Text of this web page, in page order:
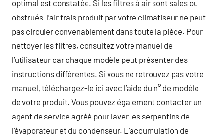
optimal est constatée. Si les filtres à air sont sales ou
obstrués, l’air frais produit par votre climatiseur ne peut
pas circuler convenablement dans toute la pièce. Pour
nettoyer les filtres, consultez votre manuel de
l’utilisateur car chaque modèle peut présenter des
instructions différentes. Si vous ne retrouvez pas votre
manuel, téléchargez-le ici avec l’aide du n° de modèle
de votre produit. Vous pouvez également contacter un
agent de service agréé pour laver les serpentins de
l’évaporateur et du condenseur. L’accumulation de